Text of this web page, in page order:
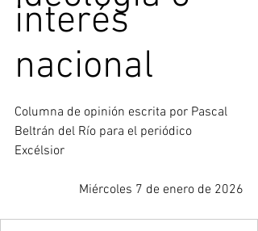
interés
nacional
Columna de opinión escrita por ​Pascal
Beltrán del Río para el periódico
Excélsior
Miércoles 7 de enero de 2026